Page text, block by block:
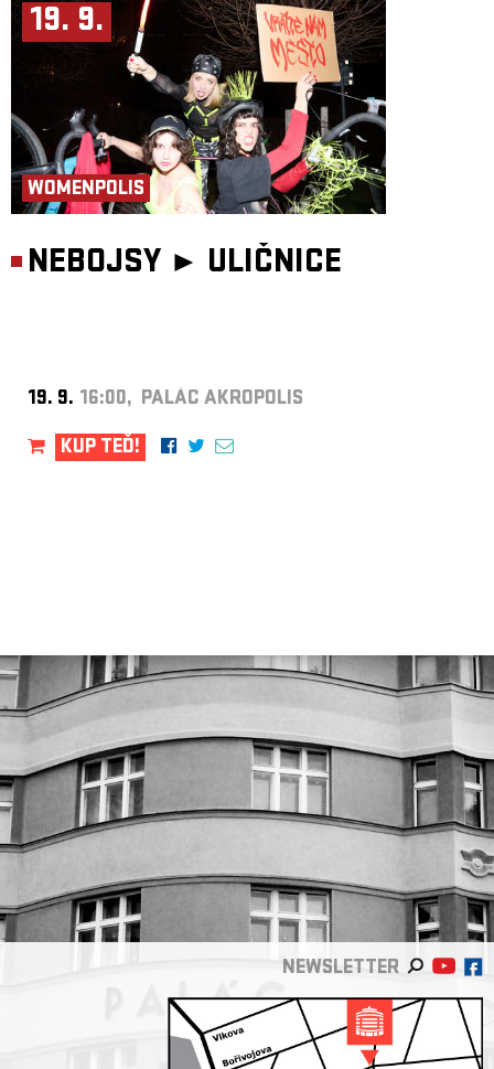
19. 9.
WOMENPOLIS
NEBOJSY ► ULIČNICE
19. 9. 16:00, PALÁC AKROPOLIS
KUP TEĎ!
NEWSLETTER